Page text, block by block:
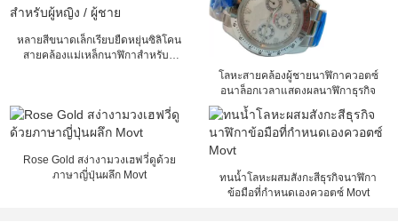
หลายสีขนาดเล็กเรียบยืดหยุ่นซิลิโคน
สายคล้องแม่เหล็กนาฬิกาสำหรับผู้
โลหะสายคล้องผู้ชายนาฬิกาควอตซ์
อนาล็อกเวลาแสดงผลนาฬิกาธุรกิจ
Rose Gold สง่างามวงเฮฟวี่ดูด้วย
ภาษาญี่ปุ่นผลึก Movt
ทนน้ำโลหะผสมสังกะสีธุรกิจนาฬิกา
ข้อมือที่กำหนดเองควอตซ์ Movt